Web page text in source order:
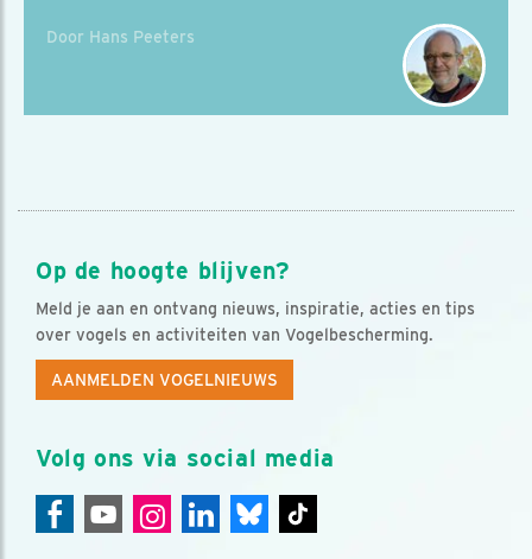
Door Hans Peeters
Op de hoogte blijven?
Meld je aan en ontvang nieuws, inspiratie, acties en tips
over vogels en activiteiten van Vogelbescherming.
AANMELDEN VOGELNIEUWS
Volg ons via social media